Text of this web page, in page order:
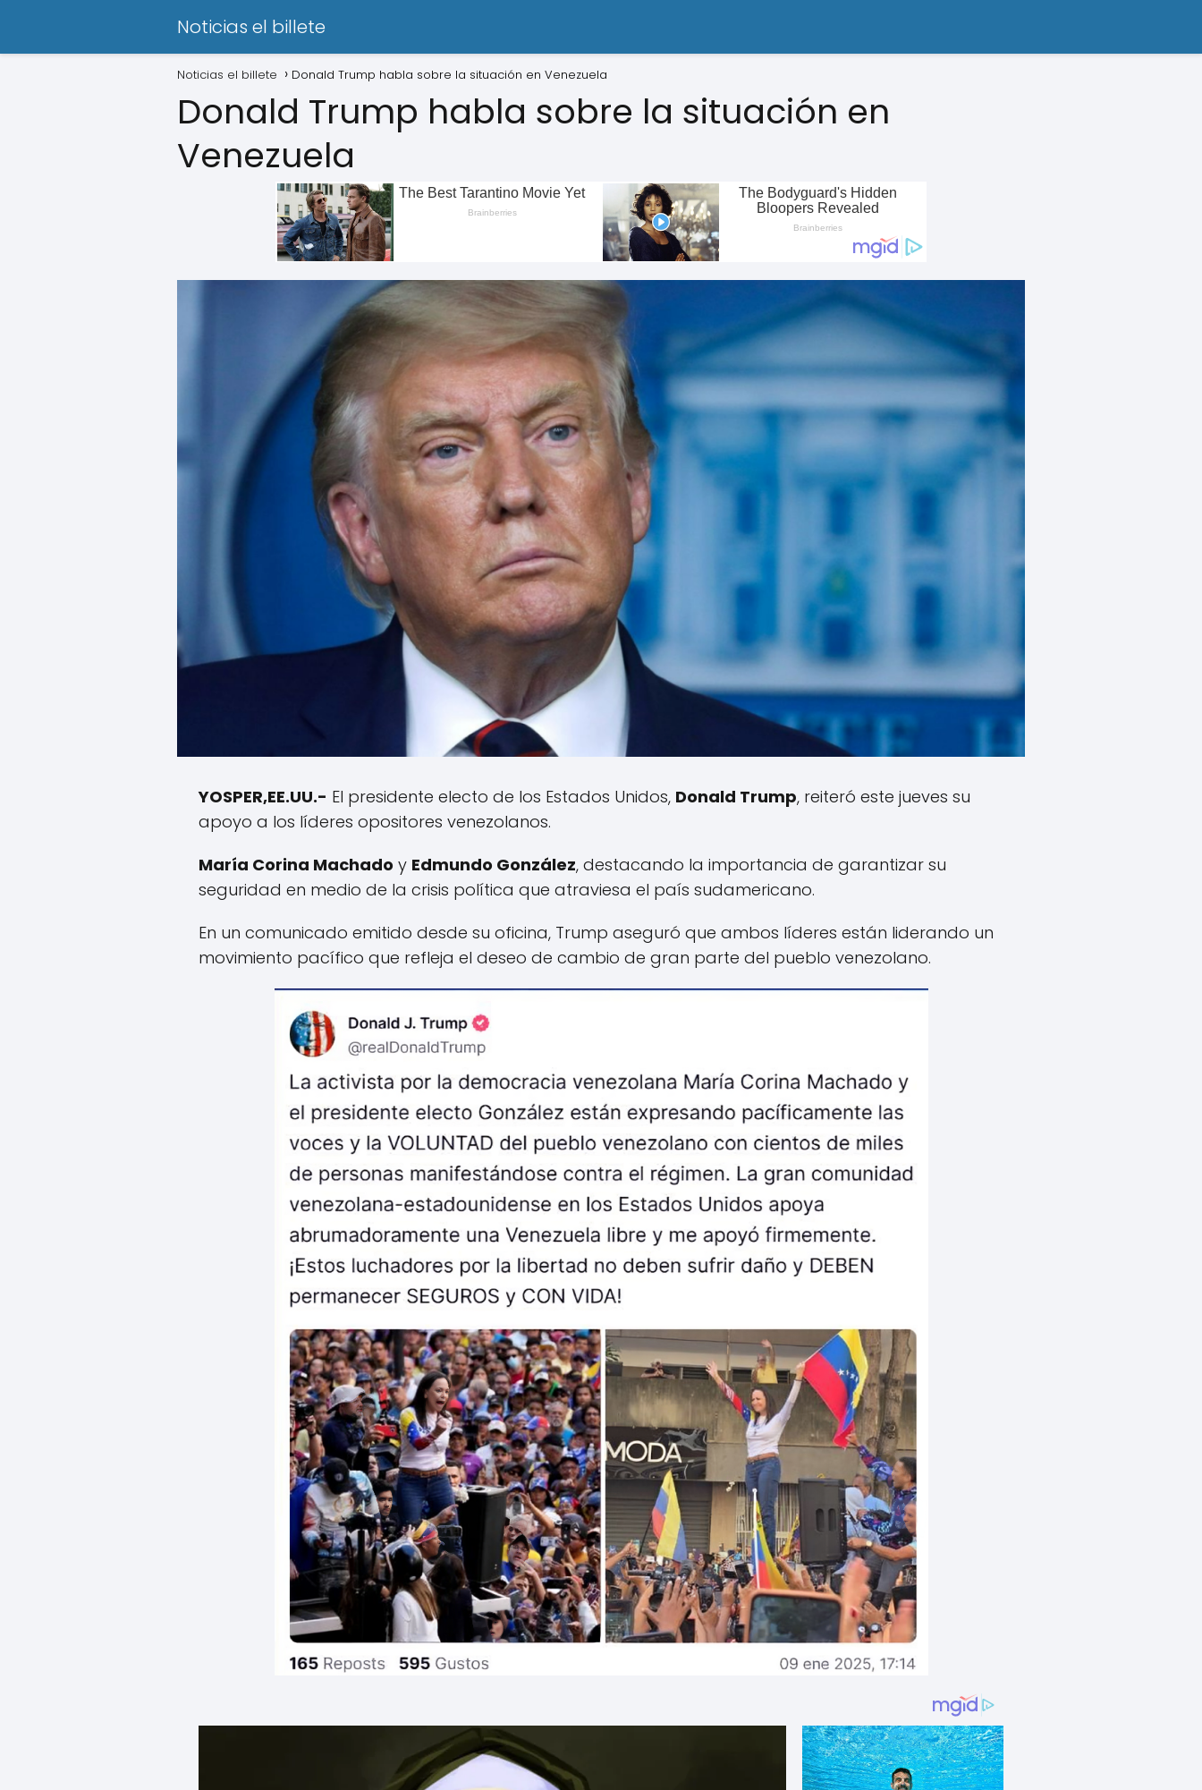
Noticias el billete
Noticias el billete Donald Trump habla sobre la situación en Venezuela
Donald Trump habla sobre la situación en
Venezuela
YOSPER,EE.UU.- El presidente electo de los Estados Unidos, Donald Trump, reiteró este jueves su
apoyo a los líderes opositores venezolanos.
María Corina Machado y Edmundo González, destacando la importancia de garantizar su
seguridad en medio de la crisis política que atraviesa el país sudamericano.
En un comunicado emitido desde su oficina, Trump aseguró que ambos líderes están liderando un
movimiento pacífico que refleja el deseo de cambio de gran parte del pueblo venezolano.